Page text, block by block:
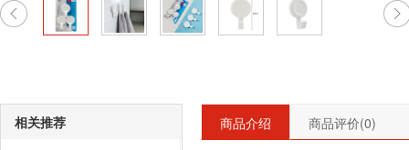
相关推荐 商品介绍 商品评价(0)